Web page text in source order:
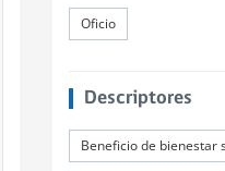
Oficio
Descriptores
Beneficio de bienestar